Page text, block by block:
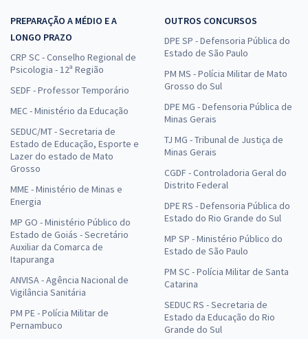
PREPARAÇÃO A MÉDIO E A
LONGO PRAZO
CRP SC - Conselho Regional de
Psicologia - 12ª Região
SEDF - Professor Temporário
MEC - Ministério da Educação
SEDUC/MT - Secretaria de
Estado de Educação, Esporte e
Lazer do estado de Mato
Grosso
MME - Ministério de Minas e
Energia
MP GO - Ministério Público do
Estado de Goiás - Secretário
Auxiliar da Comarca de
Itapuranga
ANVISA - Agência Nacional de
Vigilância Sanitária
PM PE - Polícia Militar de
Pernambuco
OUTROS CONCURSOS
DPE SP - Defensoria Pública do
Estado de São Paulo
PM MS - Polícia Militar de Mato
Grosso do Sul
DPE MG - Defensoria Pública de
Minas Gerais
TJ MG - Tribunal de Justiça de
Minas Gerais
CGDF - Controladoria Geral do
Distrito Federal
DPE RS - Defensoria Pública do
Estado do Rio Grande do Sul
MP SP - Ministério Público do
Estado de São Paulo
PM SC - Polícia Militar de Santa
Catarina
SEDUC RS - Secretaria de
Estado da Educação do Rio
Grande do Sul